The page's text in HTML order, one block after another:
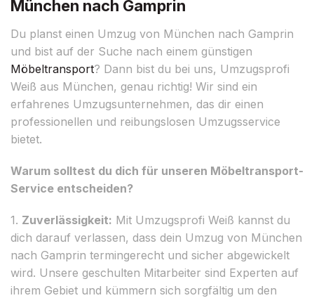
München nach Gamprin
Du planst einen Umzug von München nach Gamprin
und bist auf der Suche nach einem günstigen
Möbeltransport? Dann bist du bei uns, Umzugsprofi
Weiß aus München, genau richtig! Wir sind ein
erfahrenes Umzugsunternehmen, das dir einen
professionellen und reibungslosen Umzugsservice
bietet.
Warum solltest du dich für unseren Möbeltransport-
Service entscheiden?
1. Zuverlässigkeit: Mit Umzugsprofi Weiß kannst du
dich darauf verlassen, dass dein Umzug von München
nach Gamprin termingerecht und sicher abgewickelt
wird. Unsere geschulten Mitarbeiter sind Experten auf
ihrem Gebiet und kümmern sich sorgfältig um den